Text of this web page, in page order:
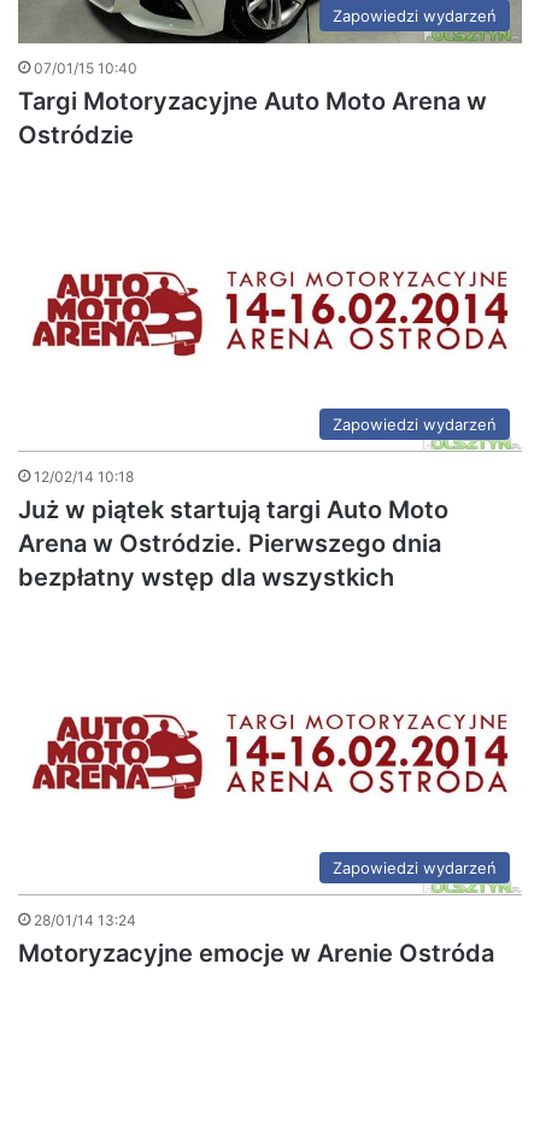
Zapowiedzi wydarzeń
07/01/15 10:40
Targi Motoryzacyjne Auto Moto Arena w
Ostródzie
Zapowiedzi wydarzeń
12/02/14 10:18
Już w piątek startują targi Auto Moto
Arena w Ostródzie. Pierwszego dnia
bezpłatny wstęp dla wszystkich
Zapowiedzi wydarzeń
28/01/14 13:24
Motoryzacyjne emocje w Arenie Ostróda